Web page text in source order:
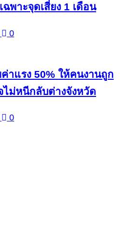
พาะจุดเสี่ยง 1 เดือน
0
าแรง 50% ให้คนงานถูก
ม่หนีกลับต่างจังหวัด
0